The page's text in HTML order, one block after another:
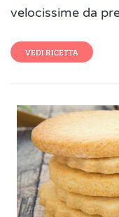
velocissime da
VEDI RICETTA